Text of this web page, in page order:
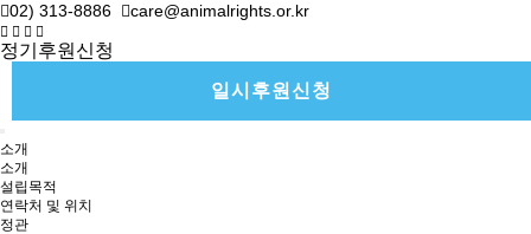
02) 313-8886 care@animalrights.or.kr
정기후원신청
일시후원신청
소개
소개
설립목적
연락처 및 위치
정관